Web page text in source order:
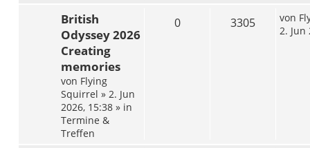
British
Odyssey 2026
Creating
memories
von Flying
Squirrel » 2. Jun
2026, 15:38 » in
Termine &
Treffen
0 3305 von
2. Jun